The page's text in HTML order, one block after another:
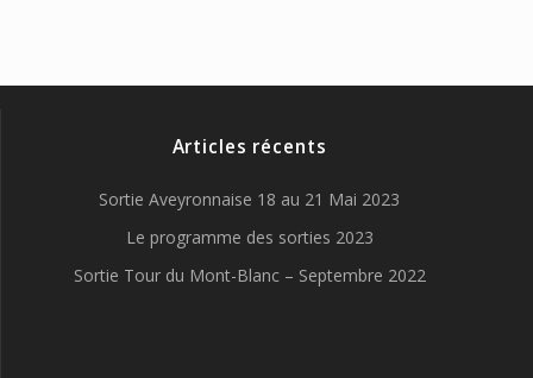
Articles récents
Sortie Aveyronnaise 18 au 21 Mai 2023
Le programme des sorties 2023
Sortie Tour du Mont-Blanc – Septembre 2022